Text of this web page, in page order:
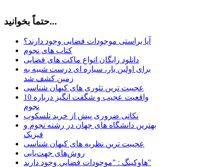
حتماً بخوانید...
آیا براستی موجودات فضایی وجود دارند؟
کتاب های نجوم
دانلود رایگان انواع ماکت های فضایی
برای اولین بار، سیاره ای درست شبیه به
زمین کشف شد
عجیبت ترین تئوری های کیهان شناسی
10 واقعیت عجیب و شگفت انگیز درباره
نجوم
نکاتی ضروری پیش از خرید تلسکوپ
بهترین دانشگاه های جهان در رشته نجوم و
فیزیک
عجیبت ترین نظریه های کیهان شناسی
روش‌های جهت‌یابی
هاوكينگ : "موجودات فضايي وجود دارند"